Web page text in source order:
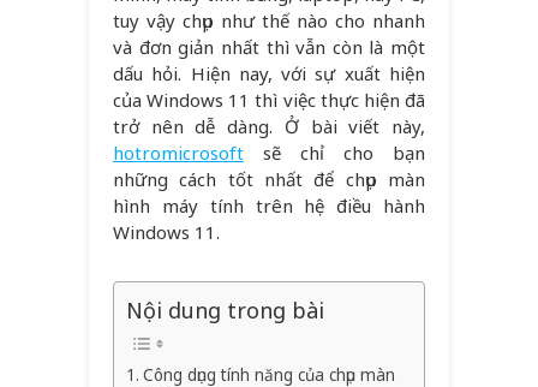
tuy vậy chụp như thế nào cho nhanh
và đơn giản nhất thì vẫn còn là một
dấu hỏi. Hiện nay, với sự xuất hiện
của Windows 11 thì việc thực hiện đã
trở nên dễ dàng. Ở bài viết này,
hotromicrosoft sẽ chỉ cho bạn
những cách tốt nhất để chụp màn
hình máy tính trên hệ điều hành
Windows 11.
Nội dung trong bài
Công dụng tính năng của chụp màn